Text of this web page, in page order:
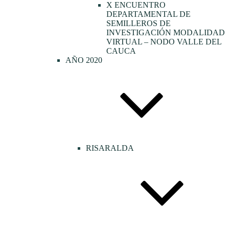
X ENCUENTRO
DEPARTAMENTAL DE
SEMILLEROS DE
INVESTIGACIÓN MODALIDAD
VIRTUAL – NODO VALLE DEL
CAUCA
AÑO 2020
RISARALDA